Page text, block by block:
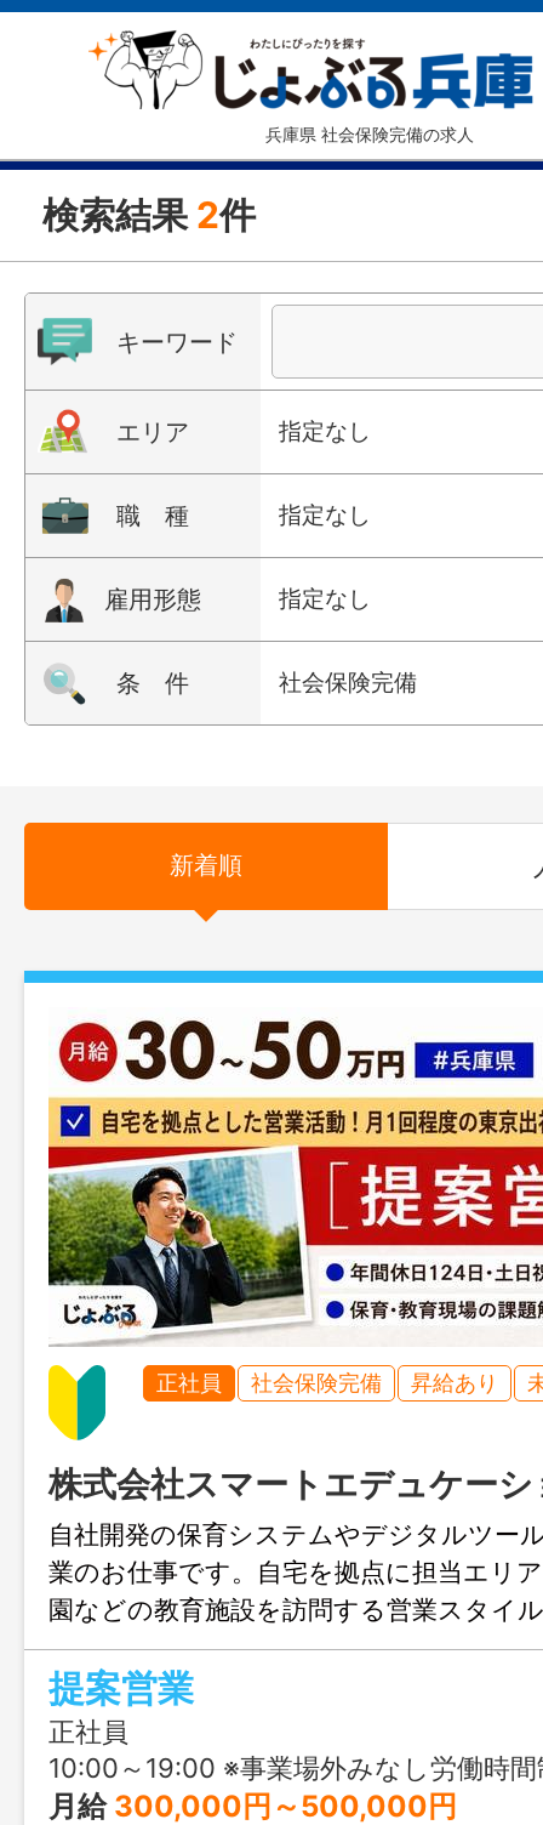
兵庫県 社会保険完備の求人
検索結果 2件
キーワード
エリア 指定なし
職 種 指定なし
雇用形態 指定なし
条 件 社会保険完備
新着順
正社員 社会保険完備 昇給あり
株式会社スマートエデュケーシ
自社開発の保育システムやデジタルツー
業のお仕事です。自宅を拠点に担当エリ
園などの教育施設を訪問する営業スタイ
の東京本社への出社があります。年間休
休みのため、プライベートとも両立しや
きます。全国2,000園以上で導入されて
を通じて、保育・教育現場の課題解決に
いのあるお仕事です。
提案営業
正社員
10:00～19:00 ※事業場外みなし労働時間制 ※1日のみ
月給 300,000円～500,000円